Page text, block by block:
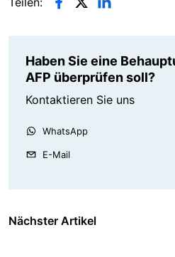
Haben Sie eine
AFP überprüfen soll?
Kontaktieren Sie uns
WhatsApp
E-Mail
Nächster Artikel